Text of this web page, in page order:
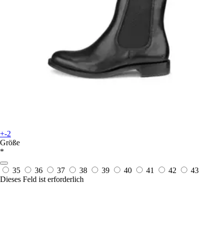
+-2
Größe
*
35 36 37 38 39 40 41 42
43
Dieses Feld ist erforderlich